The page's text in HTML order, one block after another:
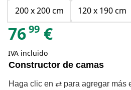
200 x 200 cm
120 x 190 cm
7699 €
IVA incluido